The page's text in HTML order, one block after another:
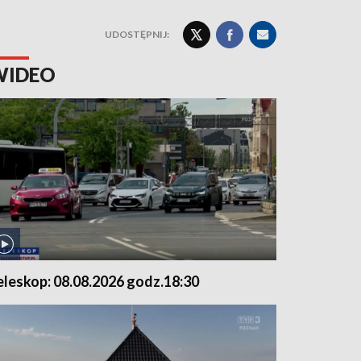
UDOSTĘPNIJ:
08.08.2026 godz.18:30